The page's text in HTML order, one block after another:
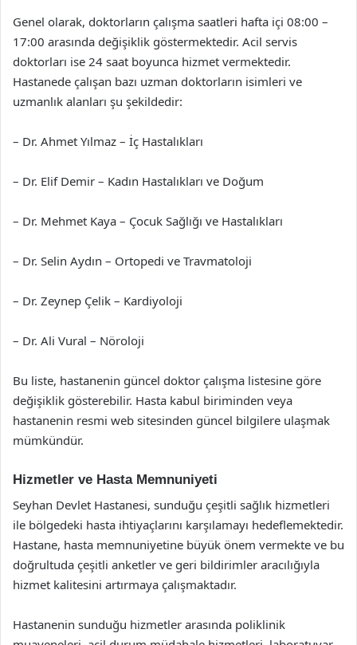
Genel olarak, doktorların çalışma saatleri hafta içi 08:00 –
17:00 arasında değişiklik göstermektedir. Acil servis
doktorları ise 24 saat boyunca hizmet vermektedir.
Hastanede çalışan bazı uzman doktorların isimleri ve
uzmanlık alanları şu şekildedir:
– Dr. Ahmet Yılmaz – İç Hastalıkları
– Dr. Elif Demir – Kadın Hastalıkları ve Doğum
– Dr. Mehmet Kaya – Çocuk Sağlığı ve Hastalıkları
– Dr. Selin Aydın – Ortopedi ve Travmatoloji
– Dr. Zeynep Çelik – Kardiyoloji
– Dr. Ali Vural – Nöroloji
Bu liste, hastanenin güncel doktor çalışma listesine göre
değişiklik gösterebilir. Hasta kabul biriminden veya
hastanenin resmi web sitesinden güncel bilgilere ulaşmak
mümkündür.
Hizmetler ve Hasta Memnuniyeti
Seyhan Devlet Hastanesi, sunduğu çeşitli sağlık hizmetleri
ile bölgedeki hasta ihtiyaçlarını karşılamayı hedeflemektedir.
Hastane, hasta memnuniyetine büyük önem vermekte ve bu
doğrultuda çeşitli anketler ve geri bildirimler aracılığıyla
hizmet kalitesini artırmaya çalışmaktadır.
Hastanenin sunduğu hizmetler arasında poliklinik